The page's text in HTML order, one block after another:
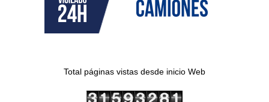
Total páginas vistas desde inicio Web